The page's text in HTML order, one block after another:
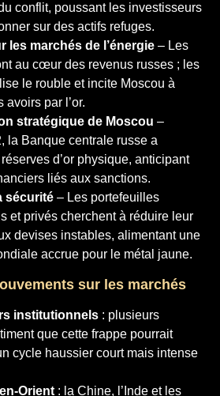
conflit, poussant les investisseurs
sur des actifs refuges.
les marchés de l’énergie – Les
au cœur des revenus russes ; les
le rouble et incite Moscou à
avoirs par l’or.
stratégique de Moscou –
la Banque centrale russe a
d’or physique, anticipant
liés aux sanctions.
sécurité – Les portefeuilles
et privés cherchent à réduire leur
devises instables, alimentant une
accrue pour le métal jaune.
sur les marchés
institutionnels : plusieurs
que cette frappe pourrait
cycle haussier court mais intense
Orient : la Chine, l’Inde et les